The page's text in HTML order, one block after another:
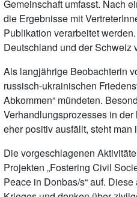
Gemeinschaft umfasst. Nach
die Ergebnisse mit
Publikation verarbeitet
Deutschland und der Schweiz
Als langjährige Beobachterin
russisch-ukrainischen
Abkommen“ mündeten.
Verhandlungsprozesses in
eher positiv ausfällt, steht
Die vorgeschlagenen
Projekten „Fostering Civil
Peace in Donbas/s“ auf.